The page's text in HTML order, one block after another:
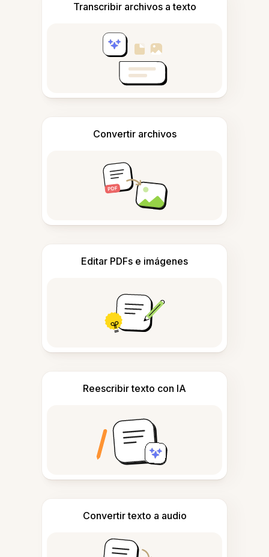
Transcribir archivos a texto
Convertir archivos
Editar PDFs e imágenes
Reescribir texto con IA
Convertir texto a audio